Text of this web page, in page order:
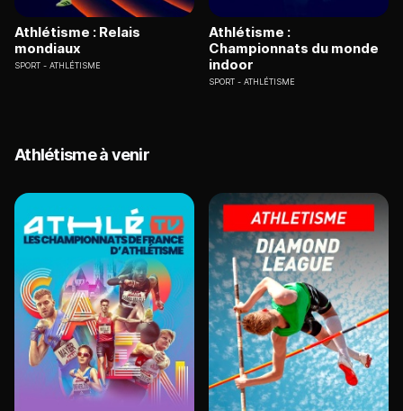
Athlétisme : Relais
mondiaux
SPORT ATHLÉTISME
Athlétisme :
Championnats du monde
indoor
SPORT ATHLÉTISME
Athlétisme à venir